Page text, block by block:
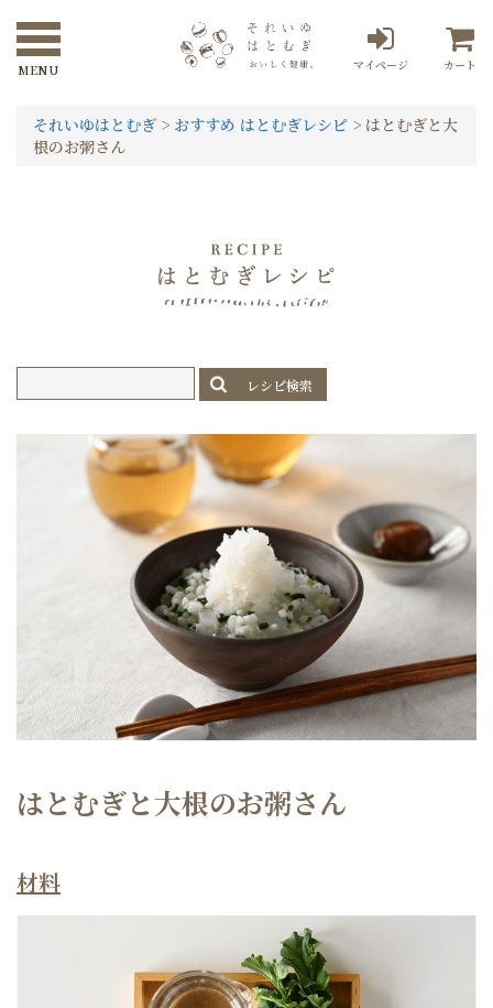
マイページ カート
それいゆはとむぎ > おすすめ はとむぎレシピ > はとむぎと大
根のお粥さん
はとむぎと大根のお粥さん
材料